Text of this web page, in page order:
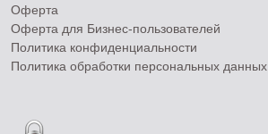
Оферта
Оферта для Бизнес-пользователей
Политика конфиденциальности
Политика обработки персональных данных